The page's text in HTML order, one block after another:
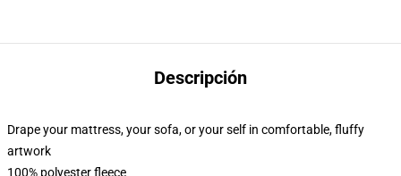
Descripción
Drape your mattress, your sofa, or your self in comfortable, fluffy
artwork
100% polyester fleece